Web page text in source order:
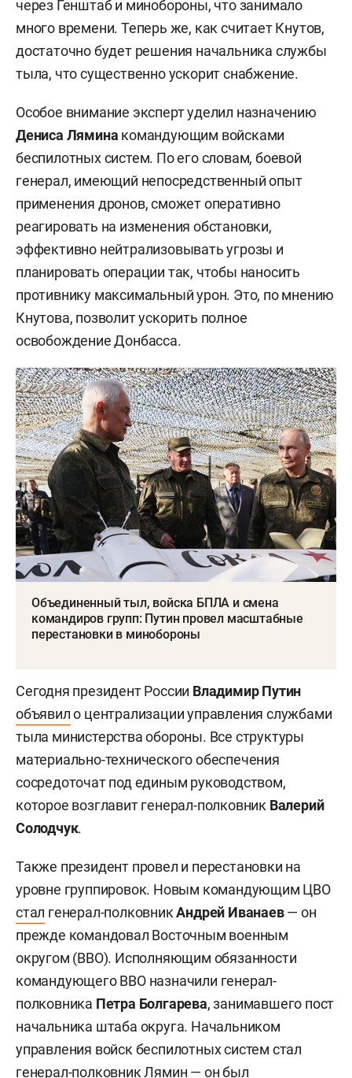
через Генштаб и минобороны, что занимало
много времени. Теперь же, как считает Кнутов,
достаточно будет решения начальника службы
тыла, что существенно ускорит снабжение.
Особое внимание эксперт уделил назначению
Дениса Лямина командующим войсками
беспилотных систем. По его словам, боевой
генерал, имеющий непосредственный опыт
применения дронов, сможет оперативно
реагировать на изменения обстановки,
эффективно нейтрализовывать угрозы и
планировать операции так, чтобы наносить
противнику максимальный урон. Это, по мнению
Кнутова, позволит ускорить полное
освобождение Донбасса.
Объединенный тыл, войска БПЛА и смена
командиров групп: Путин провел масштабные
перестановки в минобороны
Сегодня президент России Владимир Путин
объявило централизации управления службами
тыла министерства обороны. Все структуры
материально-технического обеспечения
сосредоточат под единым руководством,
которое возглавит генерал-полковник Валерий
Солодчук.
Также президент провел и перестановки на
уровне группировок. Новым командующим ЦВО
стал генерал-полковникАндрей Иванаев— он
прежде командовал Восточным военным
округом (ВВО). Исполняющим обязанности
командующего ВВО назначили генерал-
полковника Петра Болгарева, занимавшего пост
начальника штаба округа. Начальником
управления войск беспилотных систем стал
генерал-полковник Лямин — он был